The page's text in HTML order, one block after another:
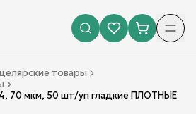
товары
70 мкм, 50 шт/уп гладкие ПЛОТНЫЕ